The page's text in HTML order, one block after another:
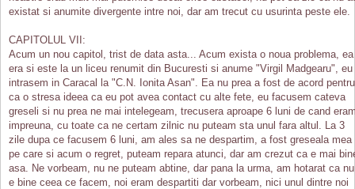
existat si anumite divergente intre noi, dar am trecut cu usurinta peste ele.
CAPITOLUL VII:
Acum un nou capitol, trist de data asta... Acum exista o noua problema, ea
era si este la un liceu renumit din Bucuresti si anume "Virgil Madgearu", eu
intrasem in Caracal la "C.N. Ionita Asan". Ea nu prea a fost de acord pentru
ca o stresa ideea ca eu pot avea contact cu alte fete, eu facusem cateva
greseli si nu prea ne mai intelegeam, trecusera aproape 6 luni de cand
impreuna, cu toate ca ne certam zilnic nu puteam sta unul fara altul. La 3
zile dupa ce facusem 6 luni, am ales sa ne despartim, a fost greseala mea
pe care si acum o regret, puteam repara atunci, dar am crezut ca e mai
asa. Ne vorbeam, nu ne puteam abtine, dar pana la urma, am hotarat ca nu
e bine ceea ce facem, noi eram despartiti dar vorbeam, nici unul dintre noi